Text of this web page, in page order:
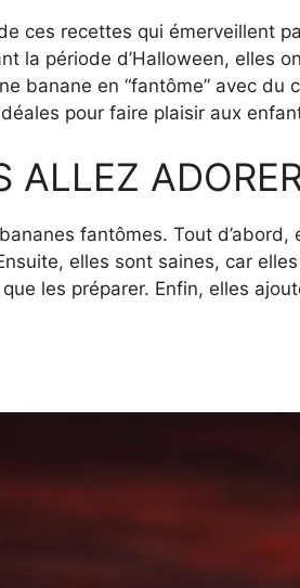
ces recettes qui émerveillent
la période d’Halloween,
banane en “fantôme” avec
pour faire plaisir aux
ALLEZ
fantômes. Tout
elles sont saines, car
les préparer. Enfin, elles